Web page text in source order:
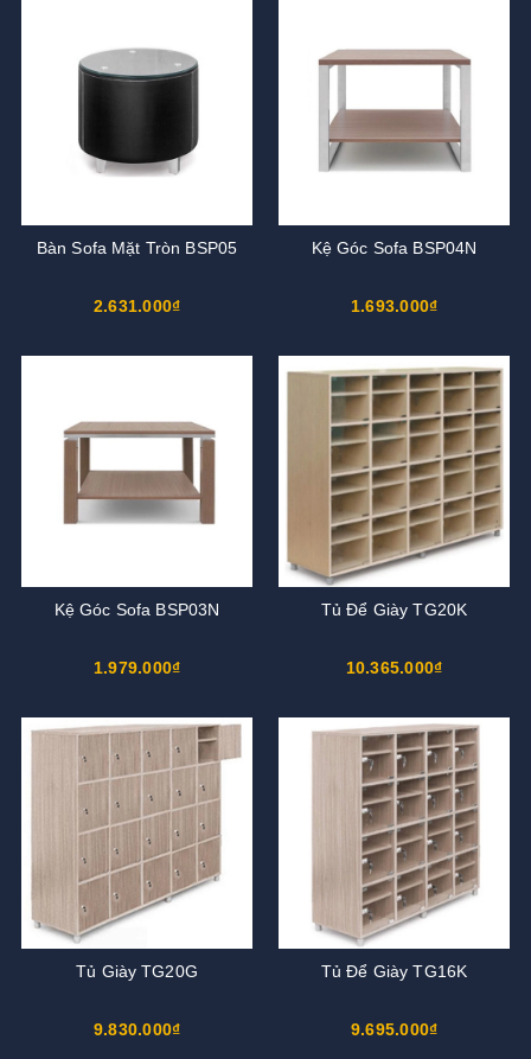
Bàn Sofa Mặt Tròn BSP05
2.631.000₫
Kệ Góc Sofa BSP04N
1.693.000₫
Kệ Góc Sofa BSP03N
1.979.000₫
Tủ Để Giày TG20K
10.365.000₫
Tủ Giày TG20G
9.830.000₫
Tủ Để Giày TG16K
9.695.000₫